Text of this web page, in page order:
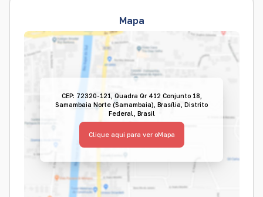
Mapa
CEP: 72320-121 Quadra Qr 412 Conjunto 18
Samambaia Norte (Samambaia) Brasília Distrito
Federal
Brasil
Clique aqui para ver oMapa